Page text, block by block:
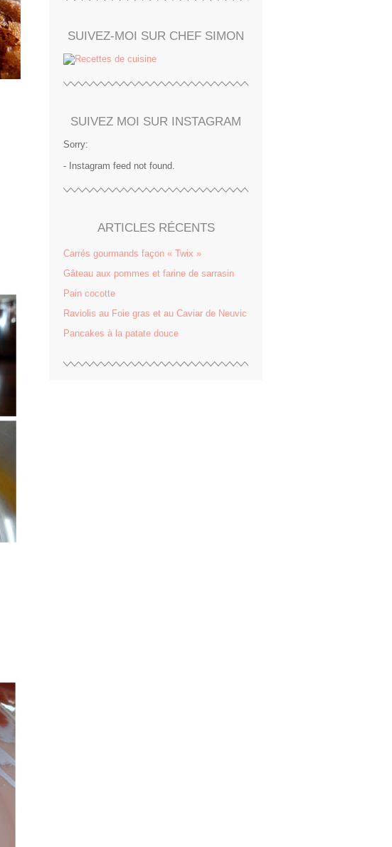
SUIVEZ-MOI SUR CHEF SIMON
SUIVEZ MOI SUR INSTAGRAM
Sorry:
- Instagram feed not found.
ARTICLES RÉCENTS
Carrés gourmands façon « Twix »
Gâteau aux pommes et farine de sarrasin
Pain cocotte
Raviolis au Foie gras et au Caviar de Neuvic
Pancakes à la patate douce